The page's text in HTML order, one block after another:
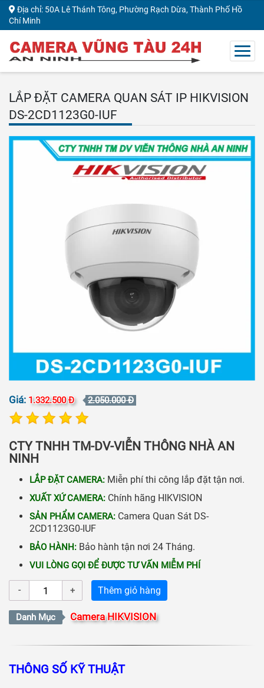
Địa chỉ: 50A Lê Thánh Tông, Phường Rạch Dừa, Thành Phố Hồ
Chí Minh
LẮP ĐẶT CAMERA QUAN SÁT IP HIKVISION
DS-2CD1123G0-IUF
Giá: 1.332.500 Đ 2.050.000 Đ
CTY TNHH TM-DV-VIỄN THÔNG NHÀ AN
NINH
LẮP ĐẶT CAMERA: Miễn phí thi công lắp đặt tận nơi.
XUẤT XỨ CAMERA: Chính hãng HIKVISION
SẢN PHẨM CAMERA: Camera Quan Sát DS-
2CD1123G0-IUF
BẢO HÀNH: Bảo hành tận nơi 24 Tháng.
VUI LÒNG GỌI ĐỂ ĐƯỢC TƯ VẤN MIỄM PHÍ
Thêm giỏ hàng
Danh Mục Camera HIKVISION
THÔNG SỐ KỸ THUẬT